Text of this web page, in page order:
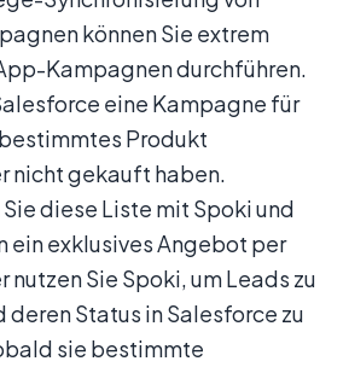
können Sie extrem
Kampagnen durchführen.
eine Kampagne für
Produkt
nicht gekauft haben.
diese Liste mit Spoki und
ein exklusives Angebot per
Sie Spoki, um Leads zu
Status in Salesforce zu
sie bestimmte